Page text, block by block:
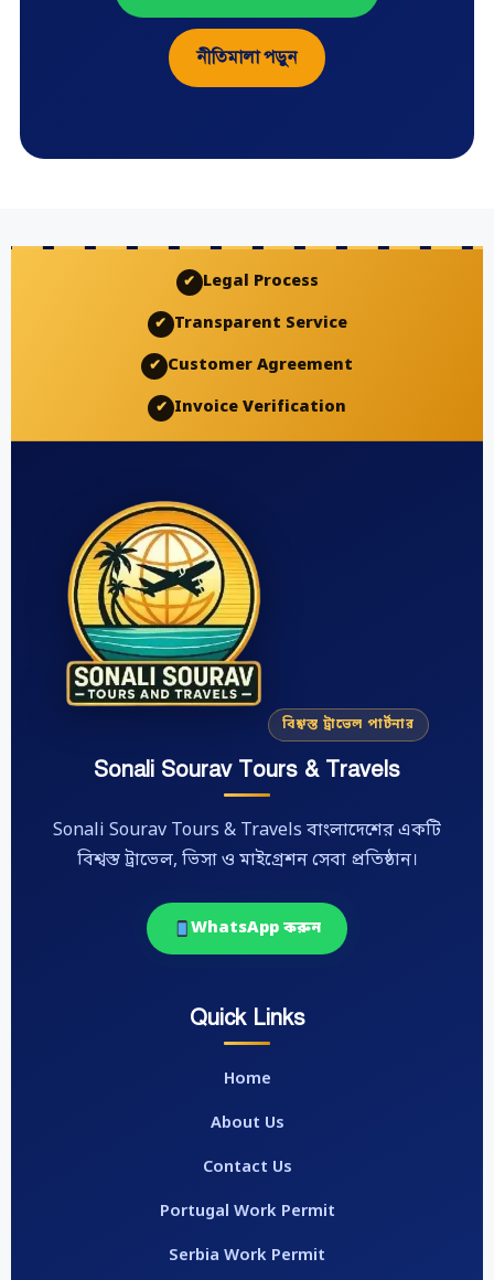
নীতিমালা পড়ুন
✔ Legal Process
✔ Transparent Service
✔ Customer Agreement
✔ Invoice Verification
বিশ্বস্ত ট্রাভেল পার্টনার
Sonali Sourav Tours & Travels
Sonali Sourav Tours & Travels বাংলাদেশের একটি
বিশ্বস্ত ট্রাভেল, ভিসা ও মাইগ্রেশন সেবা প্রতিষ্ঠান।
WhatsApp করুন
Quick Links
Home
About Us
Contact Us
Portugal Work Permit
Serbia Work Permit